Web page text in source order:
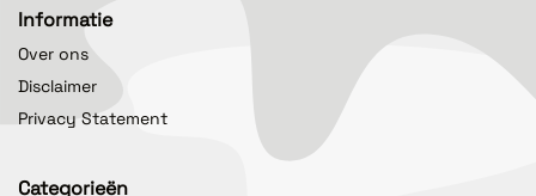
Informatie
Over ons
Disclaimer
Privacy Statement
Categorieën